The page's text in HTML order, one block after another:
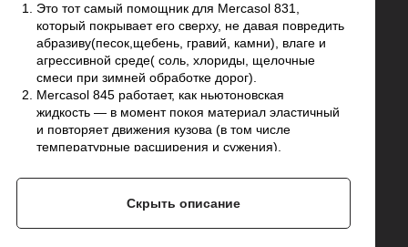
Это тот самый помощник для Mercasol 831,
который покрывает его сверху, не давая повредить
абразиву(песок,щебень, гравий, камни), влаге и
агрессивной среде( соль, хлориды, щелочные
смеси при зимней обработке дорог).
Mercasol 845 работает, как ньютоновская
жидкость — в момент покоя материал эластичный
и повторяет движения кузова (в том числе
температурные расширения и сужения),
становится упругим.
Имеет свойство самовосстановления, то есть
пока их обнаружат.
Скрыть описание